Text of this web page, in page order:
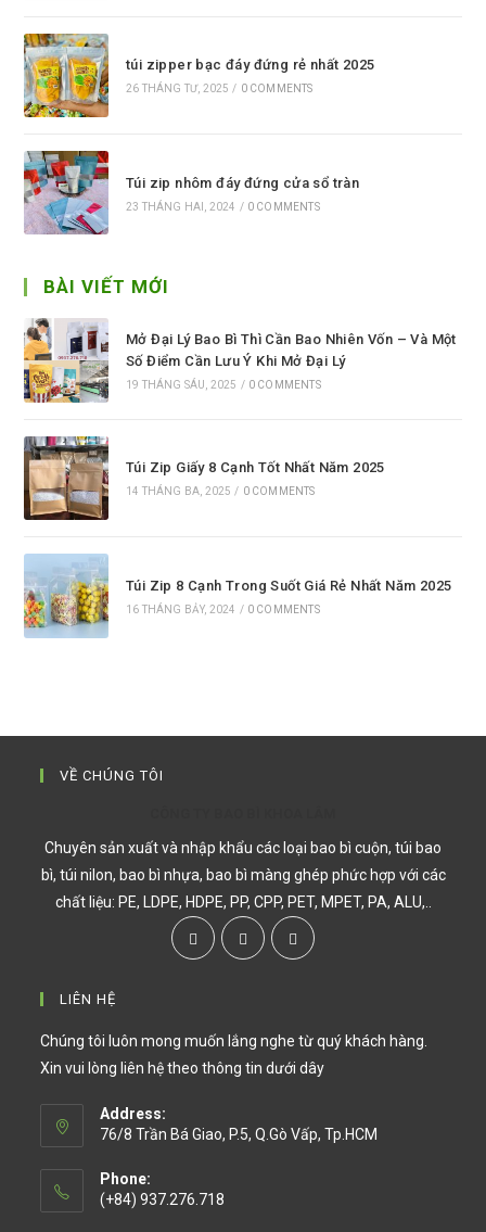
túi zipper bạc đáy đứng rẻ nhất 2025
26 THÁNG TƯ, 2025 / 0 COMMENTS
Túi zip nhôm đáy đứng cửa sổ tràn
23 THÁNG HAI, 2024 / 0 COMMENTS
BÀI VIẾT MỚI
Mở Đại Lý Bao Bì Thì Cần Bao Nhiên Vốn – Và Một
Số Điểm Cần Lưu Ý Khi Mở Đại Lý
19 THÁNG SÁU, 2025 / 0 COMMENTS
Túi Zip Giấy 8 Cạnh Tốt Nhất Năm 2025
14 THÁNG BA, 2025 / 0 COMMENTS
Túi Zip 8 Cạnh Trong Suốt Giá Rẻ Nhất Năm 2025
16 THÁNG BẢY, 2024 / 0 COMMENTS
VỀ CHÚNG TÔI
Chuyên sản xuất và nhập khẩu các loại bao bì cuộn, túi bao
bì, túi nilon, bao bì nhựa, bao bì màng ghép phức hợp với các
chất liệu: PE, LDPE, HDPE, PP, CPP, PET, MPET, PA, ALU,..
LIÊN HỆ
Chúng tôi luôn mong muốn lắng nghe từ quý khách hàng.
Xin vui lòng liên hệ theo thông tin dưới dây
Address:
76/8 Trần Bá Giao, P.5, Q.Gò Vấp, Tp.HCM
Phone:
(+84) 937.276.718